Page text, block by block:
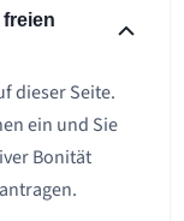
dieser Seite.
ein und Sie
Bonität